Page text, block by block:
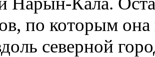
по которым
северной